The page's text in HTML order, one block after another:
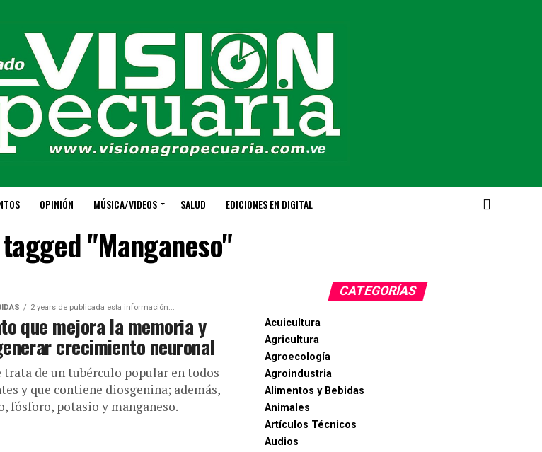
OPINIÓN MÚSICA/VIDEOS SALUD EDICIONES EN DIGITAL
"Manganeso"
2 years de publicada esta información...
que mejora la memoria y
crecimiento neuronal
trata de un tubérculo popular en todos
y que contiene diosgenina; además,
fósforo, potasio y manganeso.
CATEGORÍAS
Acuicultura
Agricultura
Agroecología
Agroindustria
Alimentos y Bebidas
Animales
Artículos Técnicos
Audios